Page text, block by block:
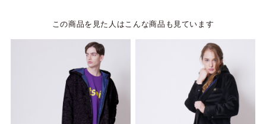
この商品を見た人はこんな商品も見ています